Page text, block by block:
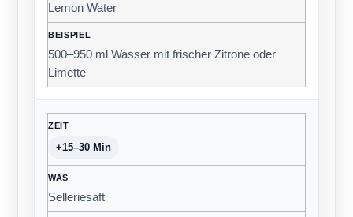
Lemon Water
500–950 ml Wasser mit frischer Zitrone oder
Limette
+15–30 Min
Selleriesaft